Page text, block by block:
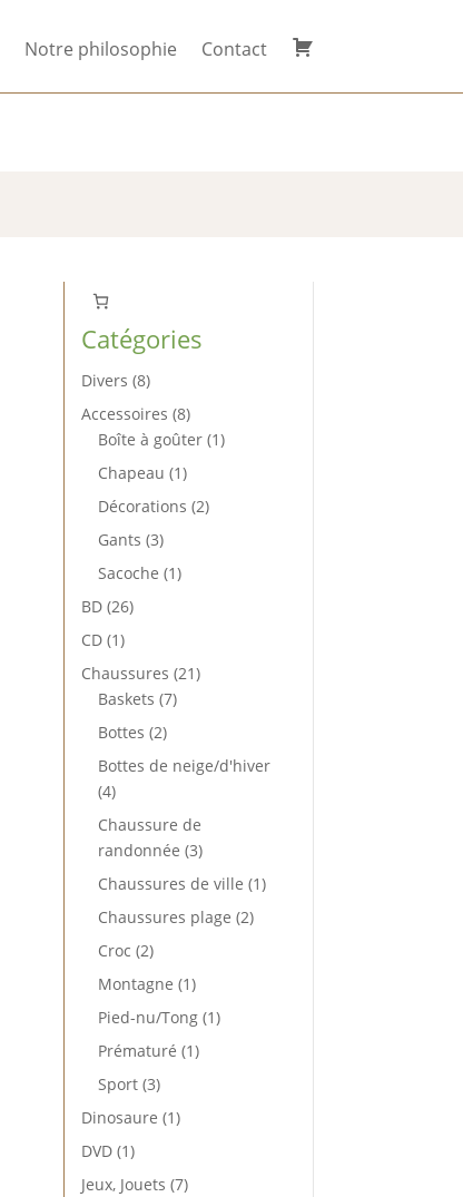
Notre philosophie Contact
Catégories
Divers 88
produits
Accessoires 88
produits
Boîte à goûter 11
Chapeau 11
produit
Décorations 22
Gants 33
produits
Sacoche 11
BD 2626
CD 11
produit
Chaussures 2121
Baskets 77
Bottes 22
produits
Bottes de neige/d'hiver
44
produits
Chaussure de
randonnée 33
produits
Chaussures de ville 11
Chaussures plage 22
Croc 22
produits
Montagne 11
produit
Pied-nu/Tong 11
Prématuré 11
Sport 33
produits
Dinosaure 11
DVD 11
produit
Jeux, Jouets 77